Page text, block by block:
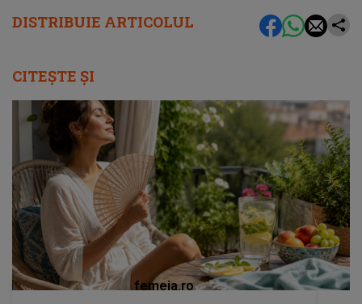
DISTRIBUIE ARTICOLUL
CITEȘTE ȘI
femeia.ro